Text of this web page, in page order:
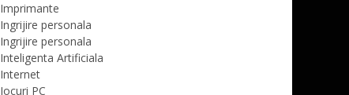
Imprimante
Ingrijire personala
Ingrijire personala
Inteligenta Artificiala
Internet
Jocuri PC